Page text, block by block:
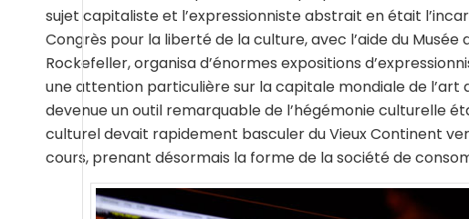
sujet capitaliste et l’expressionniste abstrait en était
Congrès pour la liberté de la culture, avec l’aide du
Rockefeller, organisa d’énormes expositions
une attention particulière sur la capitale mondiale de l’art
devenue un outil remarquable de l’hégémonie culturelle
culturel devait rapidement basculer du Vieux Continent
cours, prenant désormais la forme de la société de